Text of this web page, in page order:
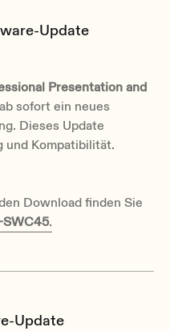
Update
Presentation and
sofort ein neues
Dieses Update
und Kompatibilität.
Download finden Sie
SWC45.
Update